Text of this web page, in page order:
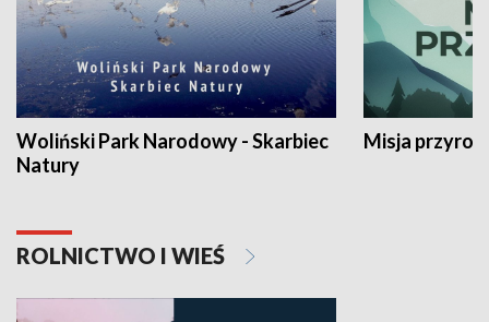
Woliński Park Narodowy - Skarbiec
Natury
Misja
ROLNICTWO I WIEŚ